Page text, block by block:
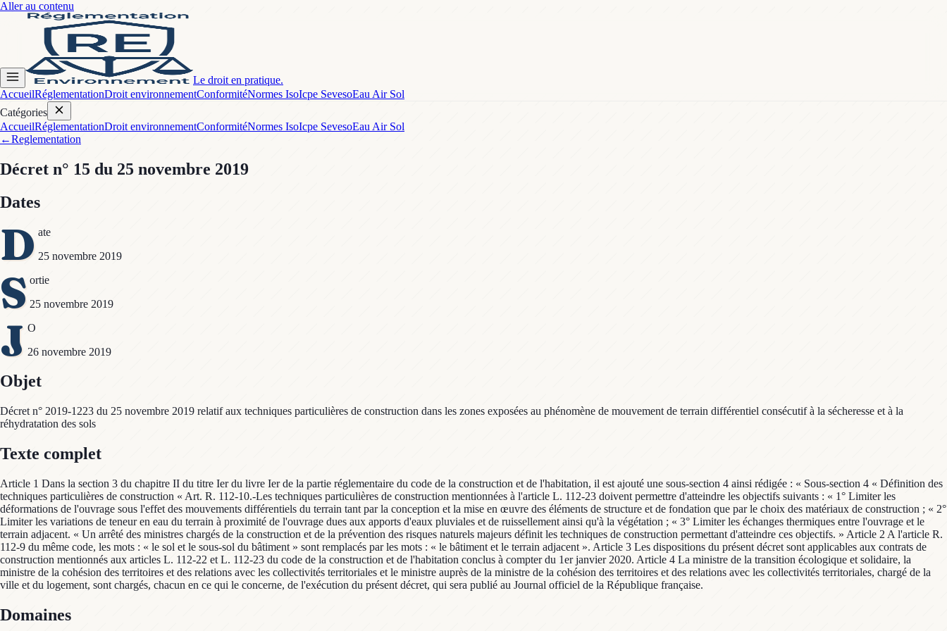
Aller au contenu
Le droit en pratique.
AccueilRéglementationDroit environnementConformitéNormes IsoIcpe SevesoEau Air Sol
Catégories
AccueilRéglementationDroit environnementConformitéNormes IsoIcpe SevesoEau Air Sol
←Reglementation
Décret n° 15 du 25 novembre 2019
Dates
D ate
25 novembre 2019
S ortie
25 novembre 2019
J O
26 novembre 2019
Objet
Décret n° 2019-1223 du 25 novembre 2019 relatif aux techniques particulières de construction dans les zones exposées au phénomène de mouvement de terrain différentiel consécutif à la sécheresse et à la
réhydratation des sols
Texte complet
Article 1 Dans la section 3 du chapitre II du titre Ier du livre Ier de la partie réglementaire du code de la construction et de l'habitation, il est ajouté une sous-section 4 ainsi rédigée : « Sous-section 4 « Définition des
techniques particulières de construction « Art. R. 112-10.-Les techniques particulières de construction mentionnées à l'article L. 112-23 doivent permettre d'atteindre les objectifs suivants : « 1° Limiter les
déformations de l'ouvrage sous l'effet des mouvements différentiels du terrain tant par la conception et la mise en œuvre des éléments de structure et de fondation que par le choix des matériaux de construction ; « 2°
Limiter les variations de teneur en eau du terrain à proximité de l'ouvrage dues aux apports d'eaux pluviales et de ruissellement ainsi qu'à la végétation ; « 3° Limiter les échanges thermiques entre l'ouvrage et le
terrain adjacent. « Un arrêté des ministres chargés de la construction et de la prévention des risques naturels majeurs définit les techniques de construction permettant d'atteindre ces objectifs. » Article 2 A l'article R.
112-9 du même code, les mots : « le sol et le sous-sol du bâtiment » sont remplacés par les mots : « le bâtiment et le terrain adjacent ». Article 3 Les dispositions du présent décret sont applicables aux contrats de
construction mentionnés aux articles L. 112-22 et L. 112-23 du code de la construction et de l'habitation conclus à compter du 1er janvier 2020. Article 4 La ministre de la transition écologique et solidaire, la
ministre de la cohésion des territoires et des relations avec les collectivités territoriales et le ministre auprès de la ministre de la cohésion des territoires et des relations avec les collectivités territoriales, chargé de la
ville et du logement, sont chargés, chacun en ce qui le concerne, de l'exécution du présent décret, qui sera publié au Journal officiel de la République française.
Domaines